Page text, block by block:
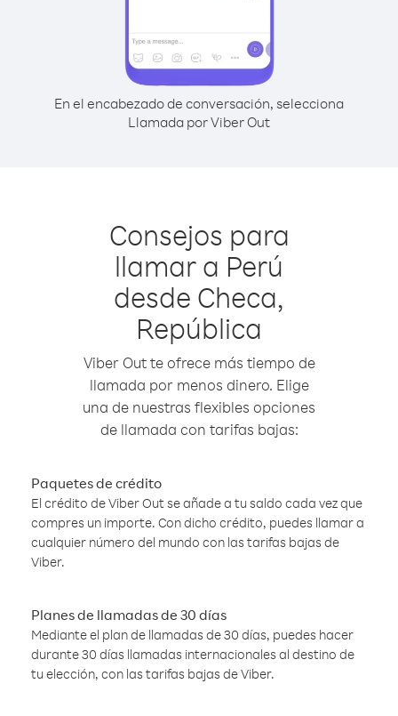
En el encabezado de conversación, selecciona
Llamada por Viber Out
Consejos para
llamar a Perú
desde Checa,
República
Viber Out te ofrece más tiempo de
llamada por menos dinero. Elige
una de nuestras flexibles opciones
de llamada con tarifas bajas:
Paquetes de crédito
El crédito de Viber Out se añade a tu saldo cada vez que
compres un importe. Con dicho crédito, puedes llamar a
cualquier número del mundo con las tarifas bajas de
Viber.
Planes de llamadas de 30 días
Mediante el plan de llamadas de 30 días, puedes hacer
durante 30 días llamadas internacionales al destino de
tu elección, con las tarifas bajas de Viber.